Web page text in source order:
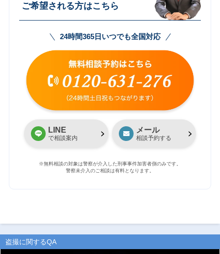
ご希望される方はこちら
24時間365日いつでも全国対応
LINE
で相談案内
メール
相談予約する
※無料相談の対象は警察が介入した刑事事件加害者側のみです。
警察未介入のご相談は有料となります。
盗撮に関するQA